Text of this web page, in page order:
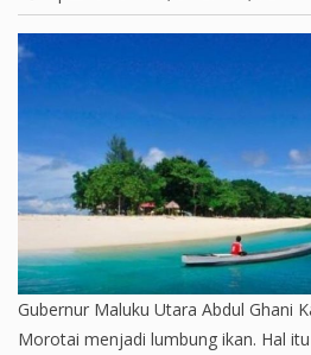
Gubernur Maluku Utara Abdul Ghani
Morotai menjadi lumbung ikan. Hal